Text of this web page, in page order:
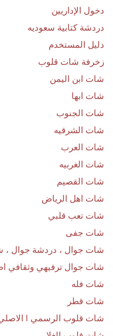
دخول الإداريين
دردشة كتابية سعوديه
دليل المستخدم
زخرفة شات قلوب
شات ابن اليمن
شات ابها
شات الجنوب
شات الشرقيه
شات العرب
شات الغربيه
شات القصيم
شات اهل الرياض
شات تعب قلبي
شات جفى
شات جوال ، دردشة جوال
شات جوال ترفيهي وثقافي
شات فله
شات قطر
شات قلوب الرسمي l الاصلي l الجديد